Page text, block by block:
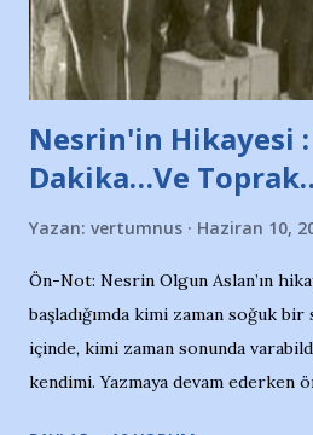
yazının hemen ardından bu habe...
Nesrin'in Hikayesi :
Dakika…Ve
Yazan: vertumnus Haziran 10,
Ön-Not: Nesrin Olgun Aslan’ın
başladığımda kimi zaman soğuk bir
içinde, kimi zaman sonunda
kendimi. Yazmaya devam ederken